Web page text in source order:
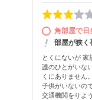
角部屋で日
部屋が狭く
とくにないが
護のひとがいな
くにありません
子供がいないの
交通機関をりよ